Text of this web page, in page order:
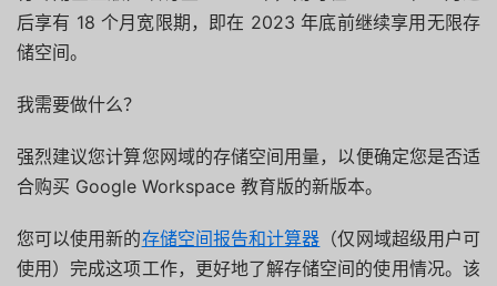
后享有 18 个月宽限期，即在 2023 年底前继续享用无限存
储空间。
我需要做什么？
强烈建议您计算您网域的存储空间用量，以便确定您是否适
合购买 Google Workspace 教育版的新版本。
您可以使用新的存储空间报告和计算器 （仅网域超级用户可
使用） 完成这项工作，更好地了解存储空间的使用情况。 该